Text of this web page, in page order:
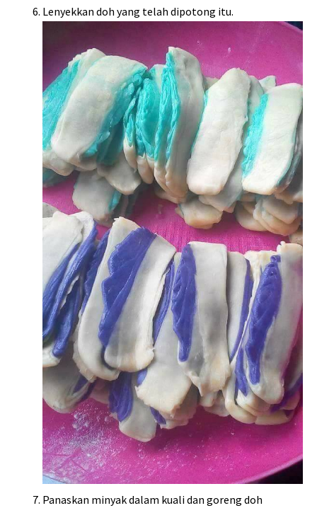
Lenyekkan doh yang telah dipotong itu.
Panaskan minyak dalam kuali dan goreng doh